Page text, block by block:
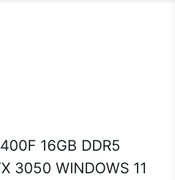
16GB DDR5
3050 WINDOWS 11